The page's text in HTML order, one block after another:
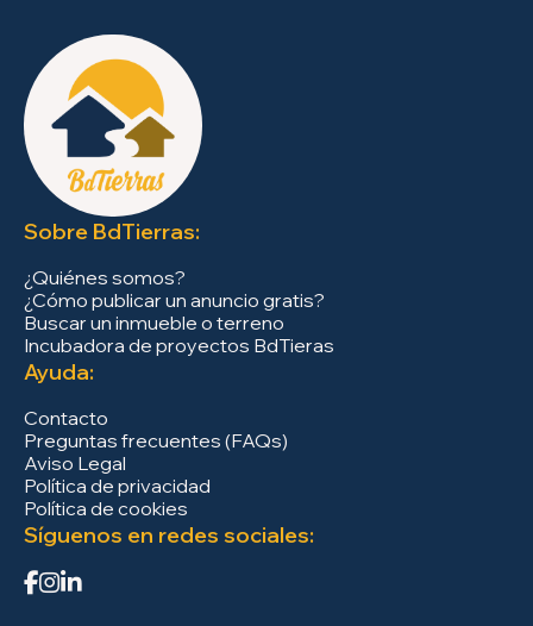
Sobre BdTierras:
¿Quiénes somos?
¿Cómo publicar un anuncio gratis?
Buscar un inmueble o terreno
Incubadora de proyectos BdTieras
Ayuda:
Contacto
Preguntas frecuentes (FAQs)
Aviso Legal
Política de privacidad
Política de cookies
Síguenos en redes sociales: